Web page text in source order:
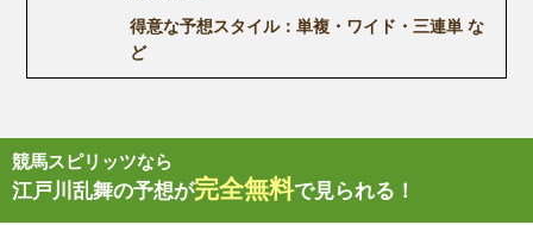
得意な予想スタイル：単複・ワイド・三連単 な
ど
競馬スピリッツなら
江戸川乱舞の予想が完全無料で見られる！